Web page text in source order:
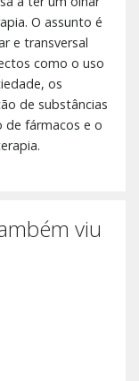
O assunto é
e transversal
como o uso
os
de substâncias
de fármacos e o
viu